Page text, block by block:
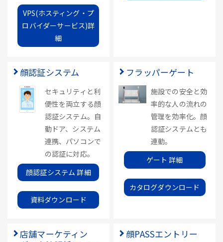
VPS(ホスティング・プ
ロバイダーサービス)詳
細
顔認証システム
セキュリティと利
便性を両立する顔
認証システム。自
動ドア、システム
連携、パソコンで
の認証に対応。
顔認証システム 詳細
資料ダウンロード
フラッパーゲート
施設での安全と効
率的な人の流れの
管理を効率化。顔
認証システムとも
連動。
ゲート 詳細
カタログダウンロード
店舗マーケティン
顔PASSエントリー